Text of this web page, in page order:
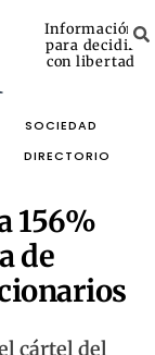
Información
para decidir
con libertad
SOCIEDAD
DIRECTORIO
156%
de
cártel del